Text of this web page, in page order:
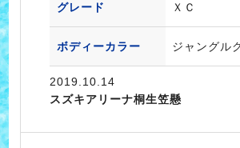
グレード ＸＣ
ボディーカラー ジャングル
2019.10.14
スズキアリーナ桐生笠懸